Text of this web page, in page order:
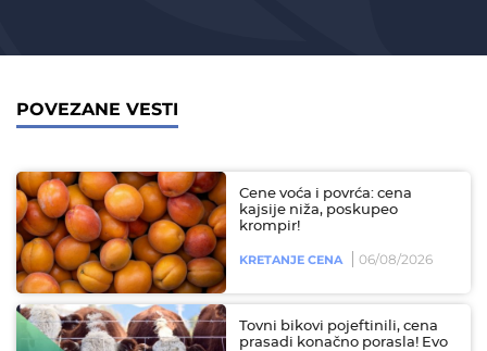
POVEZANE VESTI
Cene voća i povrća: cena
kajsije niža, poskupeo
krompir!
KRETANJE CENA 06/08/2026
Tovni bikovi pojeftinili, cena
prasadi konačno porasla! Evo